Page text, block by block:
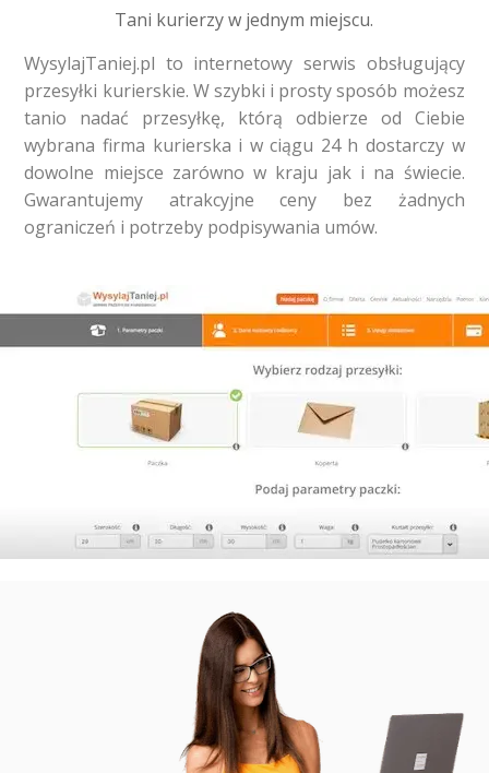
Tani kurierzy w jednym miejscu.
WysylajTaniej.pl to internetowy serwis obsługujący
przesyłki kurierskie. W szybki i prosty sposób możesz
tanio nadać przesyłkę, którą odbierze od Ciebie
wybrana firma kurierska i w ciągu 24 h dostarczy w
dowolne miejsce zarówno w kraju jak i na świecie.
Gwarantujemy atrakcyjne ceny bez żadnych
ograniczeń i potrzeby podpisywania umów.